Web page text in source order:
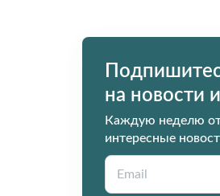
на новости
Каждую неделю
интересные